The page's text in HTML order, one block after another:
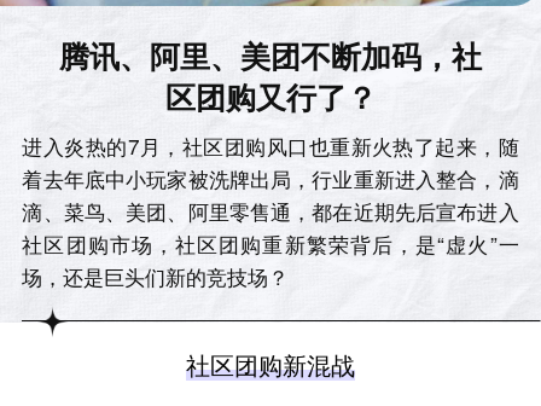
腾讯、阿里、美团不断加码，社
区团购又行了？
进入炎热的7月，社区团购风口也重新火热了起来，随
着去年底中小玩家被洗牌出局，行业重新进入整合，滴
滴、菜鸟、美团、阿里零售通，都在近期先后宣布进入
社区团购市场，社区团购重新繁荣背后，是“虚火”一
场，还是巨头们新的竞技场？
社区团购新混战